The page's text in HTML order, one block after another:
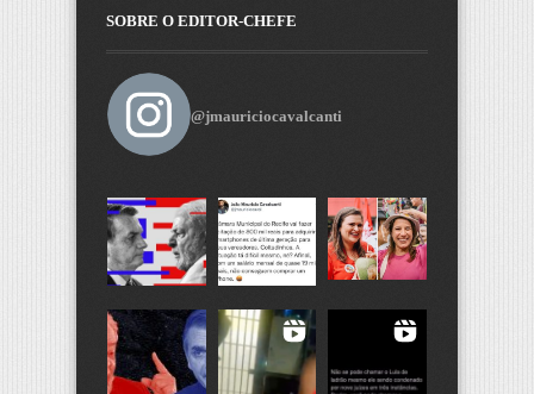
SOBRE O EDITOR-CHEFE
@jmauriciocavalcanti